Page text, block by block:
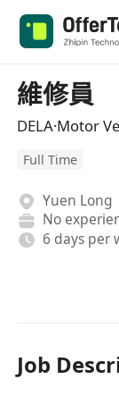
維修員
DELA·Motor
Full Time
Yuen Long
No
6 days per
Job